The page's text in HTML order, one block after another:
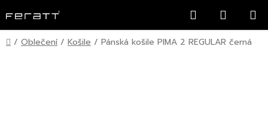
na
obsah
Hledat
KOŠÍK
Domů
/ Oblečení / Košile / Pánská košile PIMA 2 REGULAR černá